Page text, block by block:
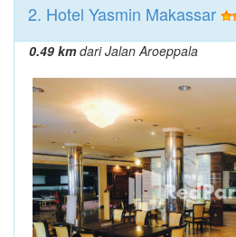
2. Hotel Yasmin Makassar
0.49 kmdari Jalan Aroeppala